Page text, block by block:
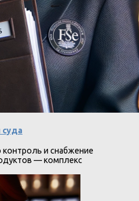
суда
контроль и снабжение
— комплекс